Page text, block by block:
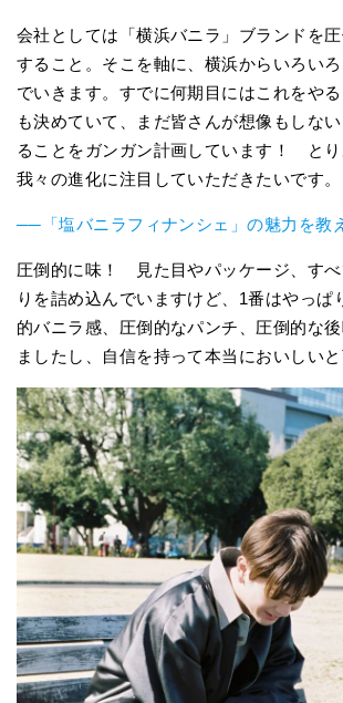
会社としては「横浜バニラ」ブランドを
すること。そこを軸に、横浜からいろい
でいきます。すでに何期目にはこれをや
も決めていて、まだ皆さんが想像もしな
ることをガンガン計画しています！ とり
我々の進化に注目していただきたいです。
──「塩バニラフィナンシェ」の魅力を教
圧倒的に味！ 見た目やパッケージ、す
りを詰め込んでいますけど、1番はやっぱ
的バニラ感、圧倒的なパンチ、圧倒的な
ましたし、自信を持って本当においしいと